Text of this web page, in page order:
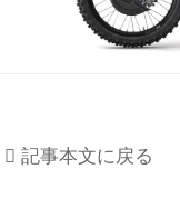
記事本文に戻る